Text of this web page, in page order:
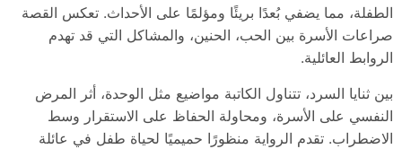
الطفلة، مما يضفي بُعدًا بريئًا ومؤلمًا على الأحداث. تعكس القصة
صراعات الأسرة بين الحب، الحنين، والمشاكل التي قد تهدم
الروابط العائلية.
بين ثنايا السرد، تتناول الكاتبة مواضيع مثل الوحدة، أثر المرض
النفسي على الأسرة، ومحاولة الحفاظ على الاستقرار وسط
الاضطراب. تقدم الرواية منظورًا حميميًا لحياة طفل في عائلة